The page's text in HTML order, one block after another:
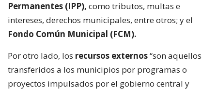
Permanentes (IPP), como tributos, multas e
intereses, derechos municipales, entre otros; y el
Fondo Común Municipal (FCM).
Por otro lado, los recursos externos“son aquellos
transferidos a los municipios por programas o
proyectos impulsados por el gobierno central y